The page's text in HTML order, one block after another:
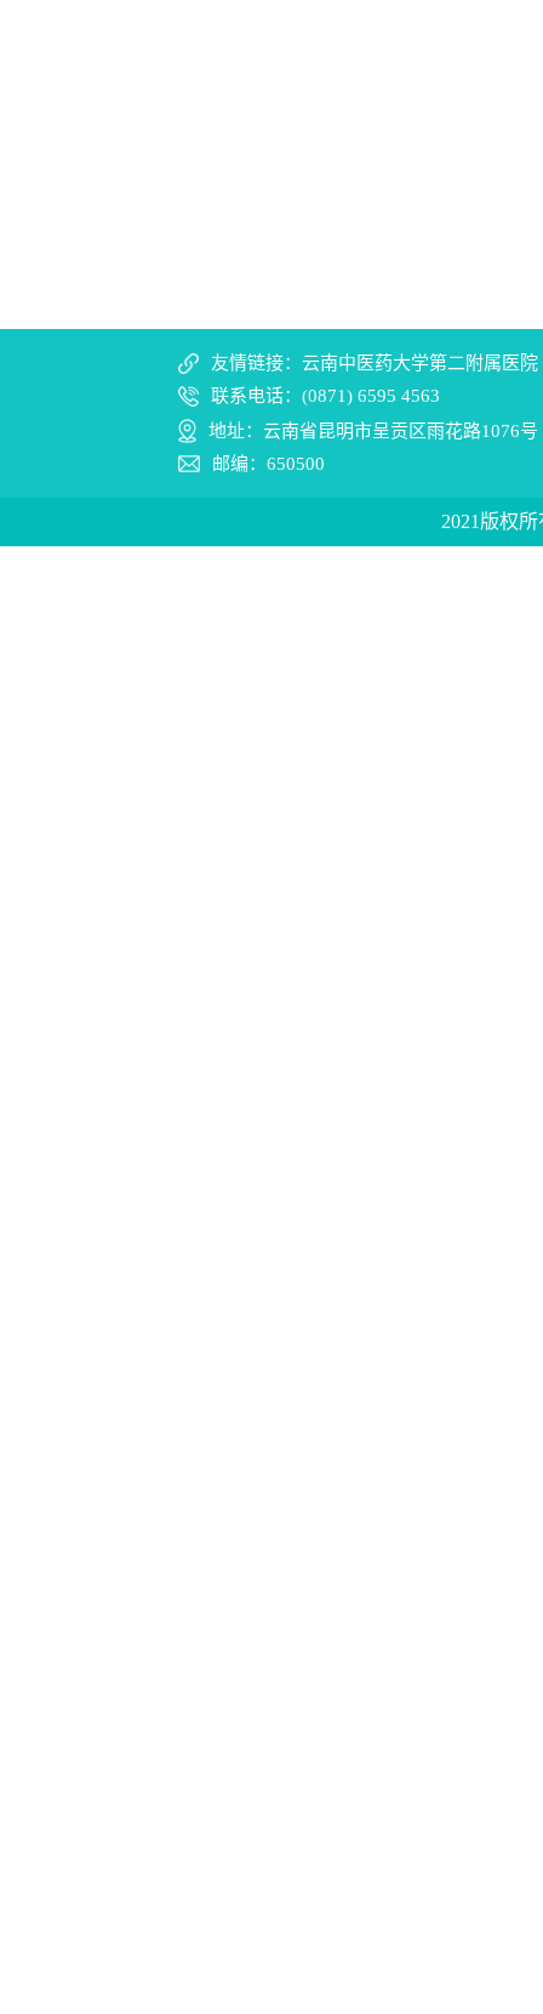
友情链接：云南中医药大学第二附属医院
联系电话：(0871) 6595 4563
地址：云南省昆明市呈贡区雨花路1076号
邮编：650500
2021版权